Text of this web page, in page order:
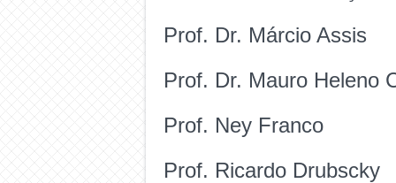
Prof. Dr. Márcio Assis
Prof. Dr. Mauro Heleno
Prof. Ney Franco
Prof. Ricardo Drubscky